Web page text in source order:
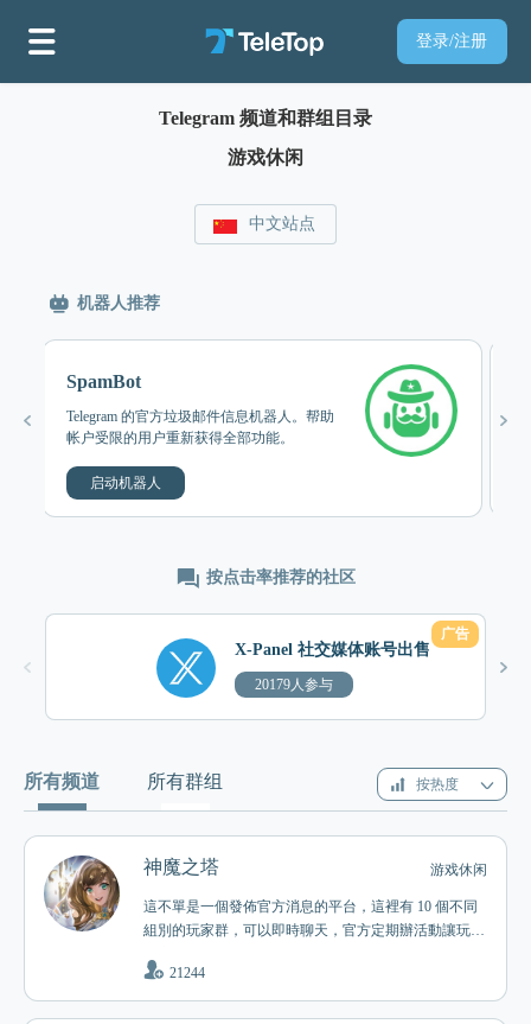
登录/注册
Telegram 频道和群组目录
游戏休闲
中文站点
机器人推荐
SpamBot
Telegram 的官方垃圾邮件信息机器人。帮助
帐户受限的用户重新获得全部功能。
启动机器人
按点击率推荐的社区
X-Panel 社交媒体账号出售
20179人参与
广告
所有频道 所有群组 按热度
神魔之塔 游戏休闲
這不單是一個發佈官方消息的平台，這裡有 10 個不同
組別的玩家群，可以即時聊天，官方定期辦活動讓玩家
21244